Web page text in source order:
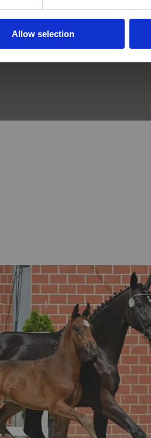
Allow selection